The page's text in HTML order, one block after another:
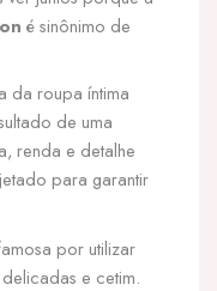
é sinônimo de
da roupa íntima
de uma
renda e detalhe
para garantir
por utilizar
e cetim.